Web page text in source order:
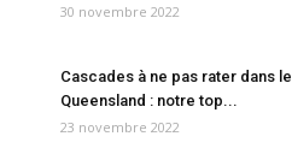
30 novembre 2022
Cascades à ne pas rater dans le
Queensland : notre top...
23 novembre 2022